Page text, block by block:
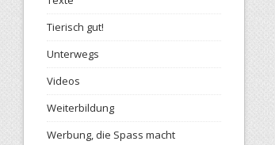
Tierisch gut!
Unterwegs
Videos
Weiterbildung
Werbung, die Spass macht